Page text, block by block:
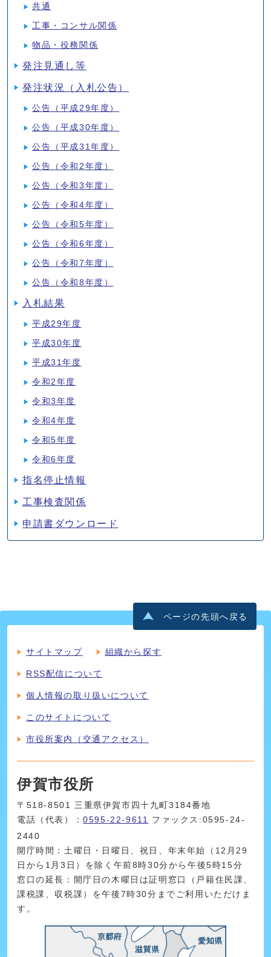
共通
工事・コンサル関係
物品・役務関係
発注見通し等
発注状況（入札公告）
公告（平成29年度）
公告（平成30年度）
公告（平成31年度）
公告（令和2年度）
公告（令和3年度）
公告（令和4年度）
公告（令和5年度）
公告（令和6年度）
公告（令和7年度）
公告（令和8年度）
入札結果
平成29年度
平成30年度
平成31年度
令和2年度
令和3年度
令和4年度
令和5年度
令和6年度
指名停止情報
工事検査関係
申請書ダウンロード
ページの先頭へ戻る
サイトマップ 組織から探す
RSS配信について
個人情報の取り扱いについて
このサイトについて
市役所案内（交通アクセス）
伊賀市役所
〒518-8501 三重県伊賀市四十九町3184番地
電話（代表）：0595-22-9611
ファックス:0595-24-
2440
開庁時間：土曜日・日曜日、祝日、年末年始（12月29
日から1月3日）を除く午前8時30分から午後5時15分
窓口の延長：開庁日の木曜日は証明窓口（戸籍住民課、
課税課、収税課）を午後7時30分までご利用いただけま
す。